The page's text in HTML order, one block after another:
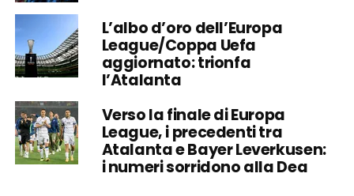
L’albo d’oro dell’Europa
League/Coppa Uefa
aggiornato: trionfa
l’Atalanta
Verso la finale di Europa
League, i precedenti tra
Atalanta e Bayer Leverkusen:
i numeri sorridono alla Dea